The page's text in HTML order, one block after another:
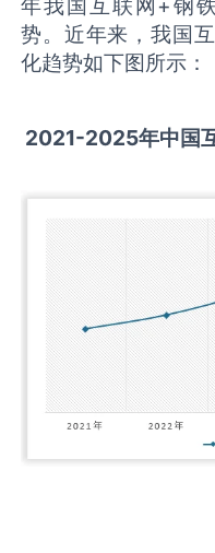
势。近年来，我国
化趋势如下图所示：
2021-2025年中国